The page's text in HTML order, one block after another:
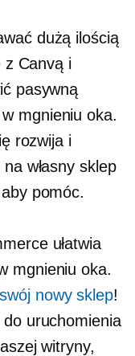
dużą ilością
z Canvą i
pasywną
mgnieniu oka.
rozwija i
własny sklep
pomóc.
ułatwia
mgnieniu oka.
nowy sklep!
uruchomienia
witryny,